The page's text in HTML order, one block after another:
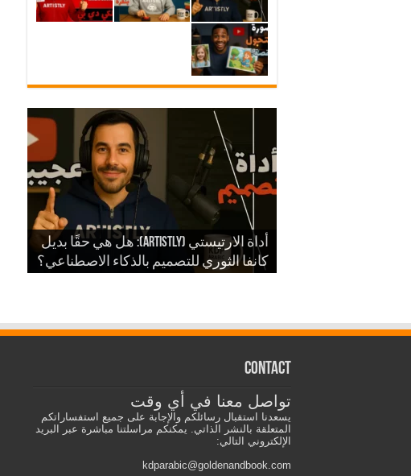
أداة الارتيستي (Artistly): هل هي حقًا بديل
كانفا الثوري للتصميم بالذكاء الاصطناعي؟
الذكاء الاصطناعي في الكي دي بي
شرح أداة ارتيستلي 4: دليلك الشامل
للذكاء الاصطناعي في تصميمات KDP
والمزيد
Contact
تواصل معنا في أي وقت
يسعدنا استقبال رسائلكم والإجابة على جميع استفساراتكم
المتعلقة بالنشر الذاتي. يمكنكم مراسلتنا مباشرة عبر البريد
الإلكتروني التالي:
kdparabic@goldenandbook.com